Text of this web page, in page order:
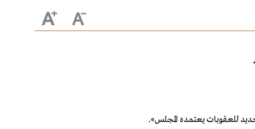
للعقوبات يعتمده المجلس».